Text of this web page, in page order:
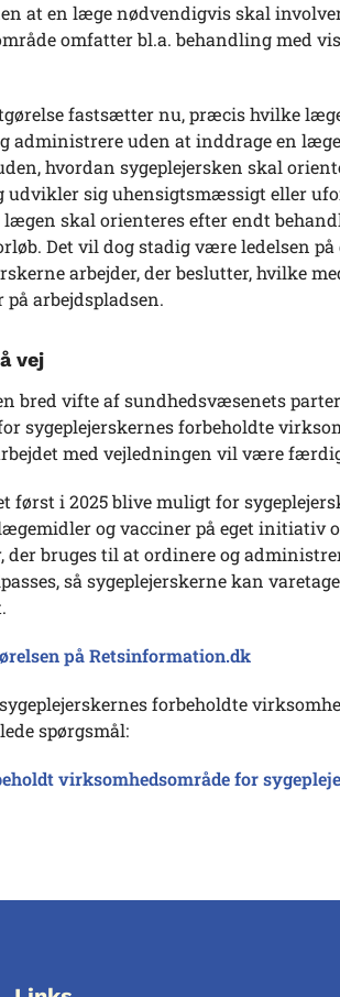
at en læge nødvendigvis skal
omfatter bl.a. behandling med
fastsætter nu, præcis hvilke
administrere uden at inddrage en
hvordan sygeplejersken skal
udvikler sig uhensigtsmæssigt eller
lægen skal orienteres efter endt
Det vil dog stadig være ledelsen på
arbejder, der beslutter, hvilke
på arbejdspladsen.
vej
bred vifte af sundhedsvæsenets
sygeplejerskernes forbeholdte
med vejledningen vil være
først i 2025 blive muligt for
og vacciner på eget initiativ
der bruges til at ordinere og
så sygeplejerskerne kan
på Retsinformation.dk
forbeholdte
spørgsmål:
virksomhedsområde for